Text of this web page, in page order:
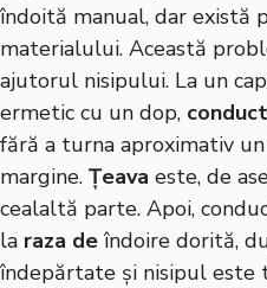
îndoită manual, dar există
materialului. Această
ajutorul nisipului. La un
ermetic cu un dop,
fără a turna aproximativ
margine. Țeava este, de
cealaltă parte. Apoi,
la raza de îndoire dorită,
îndepărtate și nisipul este